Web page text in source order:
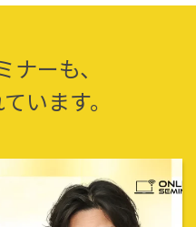
ナーも、
います。